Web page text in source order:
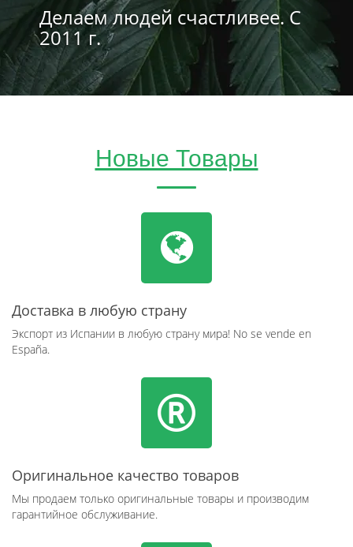
Делаем людей счастливее. С
2011 г.
Новые Товары
Доставка в любую страну
Экспорт из Испании в любую страну мира! No se vende en
España.
Оригинальное качество товаров
Мы продаем только оригинальные товары и производим
гарантийное обслуживание.